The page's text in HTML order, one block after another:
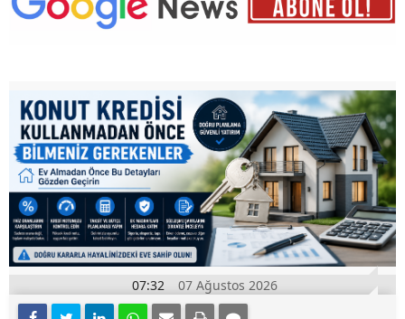
07:32 07 Ağustos 2026